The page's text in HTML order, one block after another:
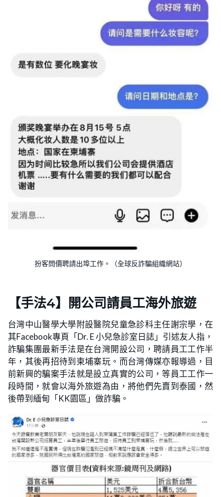
扮客問價聘請出埠工作。（全球反詐騙組織網站）
【手法4】 開公司請員工海外旅遊
台灣中山醫學大學附設醫院兒童急診科主任謝宗學，在
其Facebook專頁「Dr. E 小兒急診室日誌」引述友人指，
詐騙集團最新手法是在台灣開設公司，聘請員工工作半
年，其後再招待到柬埔寨玩。而台灣傳媒亦報導過，目
前新興的騙案手法就是設立真實的公司，等員工工作一
段時間，就會以海外旅遊為由，將他們先賣到泰國，然
後帶到緬甸「KK園區」做詐騙。